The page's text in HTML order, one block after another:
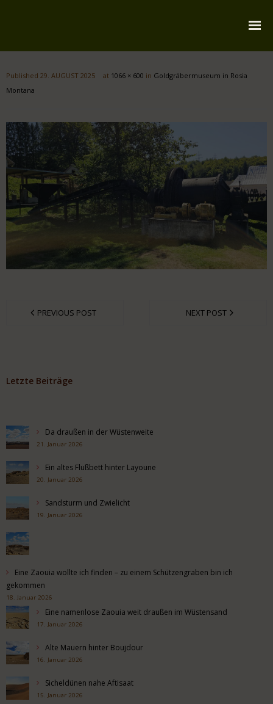
Über mich
Widmung
Kontakt
Impressum
Datenschutz
Published 29. AUGUST 2025 at 1066 × 600 in Goldgräbermuseum in Rosia
Montana
PREVIOUS POST NEXT POST
Letzte Beiträge
Da draußen in der Wüstenweite
21. Januar 2026
Ein altes Flußbett hinter Layoune
20. Januar 2026
Sandsturm und Zwielicht
19. Januar 2026
Eine Zaouia wollte ich finden – zu einem Schützengraben bin ich
gekommen
18. Januar 2026
Eine namenlose Zaouia weit draußen im Wüstensand
17. Januar 2026
Alte Mauern hinter Boujdour
16. Januar 2026
Sicheldünen nahe Aftisaat
15. Januar 2026